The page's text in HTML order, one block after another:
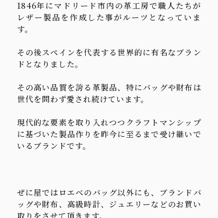
1846年にマドリード市内の革工房で職人たちが
レザー製品を作成した事がルーツとなっていま
す。
その後スペインを代表する世界的に有名なブラン
ドとなりました。
その高い品質を誇る革製品、特にバッグや財布は
世代を問わず愛され続けています。
現代的な要素を取り入れつつクラフトマンシップ
に基づいた製品作りを昨今に至るまで受け継いで
いるブランドです。
ぜに屋ではロエベのバッグ以外にも、ブランドバ
ッグや財布、高級時計、ジュエリーなどのお買い